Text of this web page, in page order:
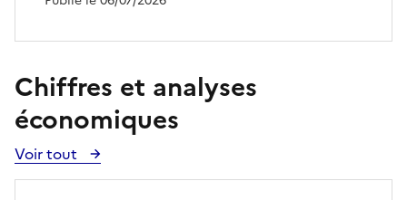
Chiffres et analyses
économiques
Voir tout
Voir
toutes